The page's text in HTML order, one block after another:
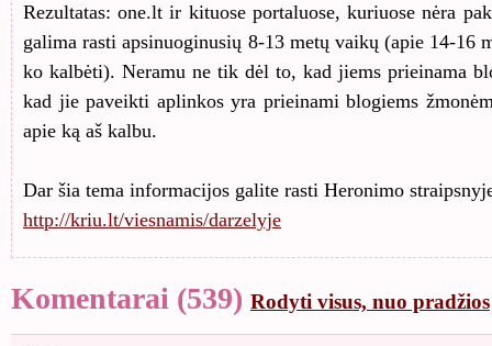
Rezultatas: one.lt ir kituose portaluose, kuriuose nėra
galima rasti apsinuoginusių 8-13 metų vaikų (apie 14-16
ko kalbėti). Neramu ne tik dėl to, kad jiems prieinama
kad jie paveikti aplinkos yra prieinami blogiems
apie ką aš kalbu.
Dar šia tema informacijos galite rasti Heronimo
http://kriu.lt/viesnamis/darzelyje
Komentarai (539) Rodyti visus, nuo pradžios